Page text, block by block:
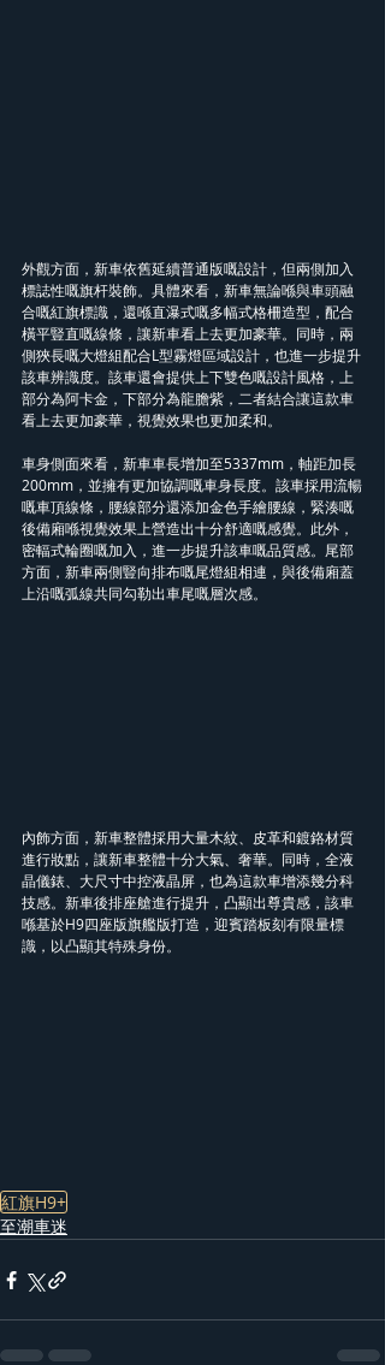
外觀方面，新車依舊延續普通版嘅設計，但兩側加入
標誌性嘅旗杆裝飾。具體來看，新車無論喺與車頭融
合嘅紅旗標識，還喺直瀑式嘅多幅式格柵造型，配合
橫平豎直嘅線條，讓新車看上去更加豪華。同時，兩
側狹長嘅大燈組配合L型霧燈區域設計，也進一步提升
該車辨識度。該車還會提供上下雙色嘅設計風格，上
部分為阿卡金，下部分為龍膽紫，二者結合讓這款車
看上去更加豪華，視覺效果也更加柔和。
車身側面來看，新車車長增加至5337mm，軸距加長
200mm，並擁有更加協調嘅車身長度。該車採用流暢
嘅車頂線條，腰線部分還添加金色手繪腰線，緊湊嘅
後備廂喺視覺效果上營造出十分舒適嘅感覺。此外，
密輻式輪圈嘅加入，進一步提升該車嘅品質感。尾部
方面，新車兩側豎向排布嘅尾燈組相連，與後備廂蓋
上沿嘅弧線共同勾勒出車尾嘅層次感。
內飾方面，新車整體採用大量木紋、皮革和鍍鉻材質
進行妝點，讓新車整體十分大氣、奢華。同時，全液
晶儀錶、大尺寸中控液晶屏，也為這款車增添幾分科
技感。新車後排座艙進行提升，凸顯出尊貴感，該車
喺基於H9四座版旗艦版打造，迎賓踏板刻有限量標
識，以凸顯其特殊身份。
紅旗H9+
至潮車迷